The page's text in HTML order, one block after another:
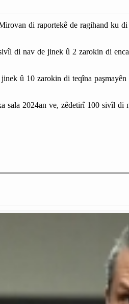
di raportekê de ragihand ku
di nav de jinek û 2 zarokin di
û 10 zarokin di teqîna
sala 2024an ve, zêdetirî 100 sivîl